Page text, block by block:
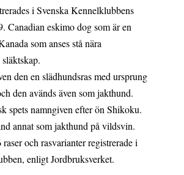
i Svenska Kennelklubbens
Canadian eskimo dog som är en
som anses stå nära
den en slädhundsras med ursprung
den avänds även som jakthund.
spets namngiven efter ön Shikoku.
annat som jakthund på vildsvin.
och rasvarianter registrerade i
enligt Jordbruksverket.